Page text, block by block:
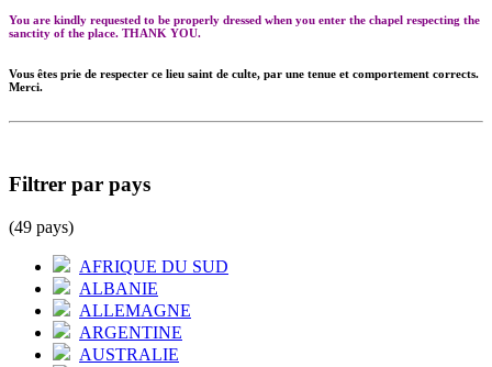
You are kindly requested to be properly dressed when you enter the chapel respecting the
sanctity of the place. THANK YOU.
Vous êtes prie de respecter ce lieu saint de culte, par une tenue et comportement corrects.
Merci.
Filtrer par pays
(49 pays)
AFRIQUE DU SUD
ALBANIE
ALLEMAGNE
ARGENTINE
AUSTRALIE